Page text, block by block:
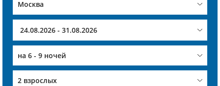
на 6 - 9 ночей
2 взрослых